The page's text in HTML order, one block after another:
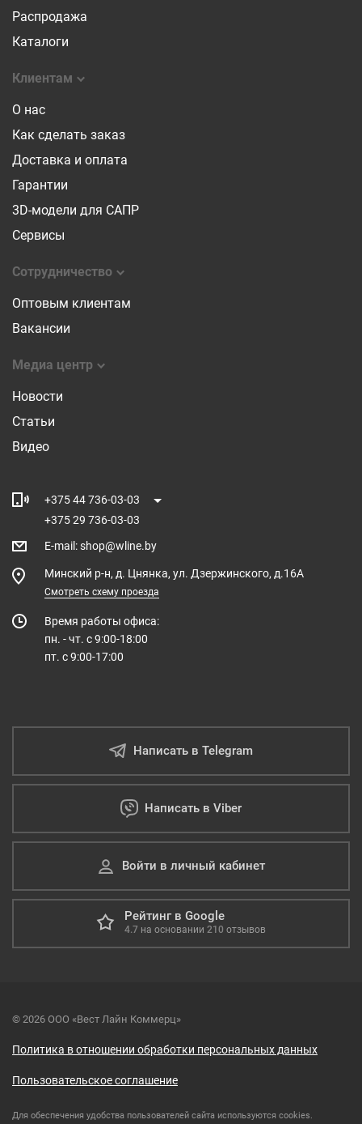
Распродажа
Каталоги
Клиентам
О нас
Как сделать заказ
Доставка и оплата
Гарантии
3D-модели для САПР
Сервисы
Сотрудничество
Оптовым клиентам
Вакансии
Медиа центр
Новости
Статьи
Видео
+375 44 736-03-03
+375 29 736-03-03
E-mail :shop@wline.by
Минский р-н, д. Цнянка, ул. Дзержинского, д.16А
Смотреть схему проезда
Время работы офиса:
пн. - чт. с 9:00-18:00
пт. с 9:00-17:00
Написать в Telegram
Написать в Viber
Войти в личный кабинет
Рейтинг в Google
4.7 на основании 210 отзывов
© 2026 ООО «Вест Лайн Коммерц»
Политика в отношении обработки персональных данных
Пользовательское соглашение
Для обеспечения удобства пользователей сайта используются cookies.